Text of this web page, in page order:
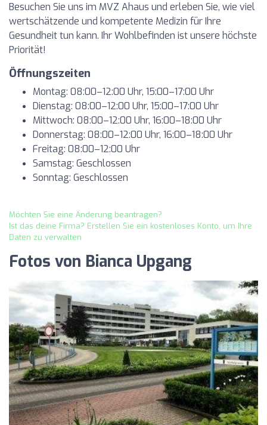
Besuchen Sie uns im MVZ Ahaus und erleben Sie, wie viel
wertschätzende und kompetente Medizin für Ihre
Gesundheit tun kann. Ihr Wohlbefinden ist unsere höchste
Priorität!
Öffnungszeiten
Montag: 08:00–12:00 Uhr, 15:00–17:00 Uhr
Dienstag: 08:00–12:00 Uhr, 15:00–17:00 Uhr
Mittwoch: 08:00–12:00 Uhr, 16:00–18:00 Uhr
Donnerstag: 08:00–12:00 Uhr, 16:00–18:00 Uhr
Freitag: 08:00–12:00 Uhr
Samstag: Geschlossen
Sonntag: Geschlossen
Möchten Sie eine Änderung beantragen?
Ist das deine Firma? Erstellen Sie ein kostenloses Konto, um Ihre
Daten zu verwalten
Fotos von Bianca Upgang